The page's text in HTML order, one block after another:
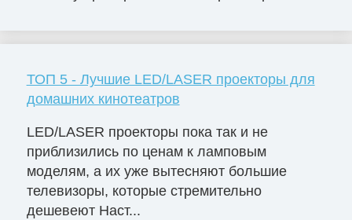
ТОП 5 - Лучшие LED/LASER проекторы для
домашних кинотеатров
LED/LASER проекторы пока так и не
приблизились по ценам к ламповым
моделям, а их уже вытесняют большие
телевизоры, которые стремительно
дешевеют Наст...